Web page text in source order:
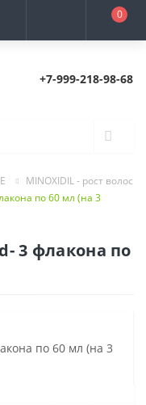
0
+7-999-218-98-68
MINOXIDIL - рост волос
по 60 мл (на 3
3 флакона по